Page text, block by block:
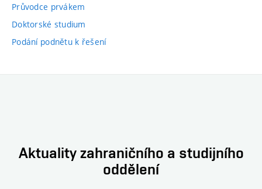
Průvodce prvákem
Doktorské studium
Podání podnětu k řešení
Aktuality zahraničního a studijního
oddělení